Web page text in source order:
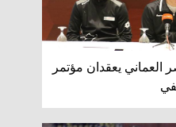
العماني يعقدان مؤتمر